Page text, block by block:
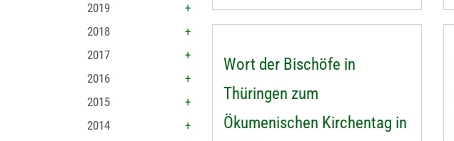
2019
2018
2017
2016
2015
2014
Wort der Bischöfe in
Thüringen zum
Ökumenischen Kirchentag in